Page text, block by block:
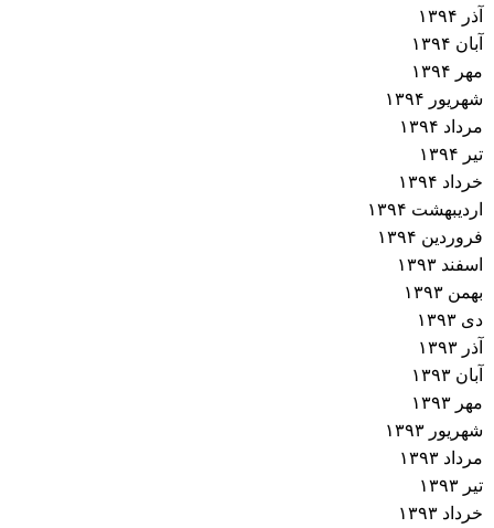
آذر ۱۳۹۴
آبان ۱۳۹۴
مهر ۱۳۹۴
شهریور ۱۳۹۴
مرداد ۱۳۹۴
تیر ۱۳۹۴
خرداد ۱۳۹۴
اردیبهشت ۱۳۹۴
فروردین ۱۳۹۴
اسفند ۱۳۹۳
بهمن ۱۳۹۳
دی ۱۳۹۳
آذر ۱۳۹۳
آبان ۱۳۹۳
مهر ۱۳۹۳
شهریور ۱۳۹۳
مرداد ۱۳۹۳
تیر ۱۳۹۳
خرداد ۱۳۹۳